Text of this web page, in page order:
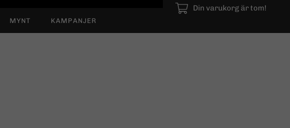
MYNT KAMPANJER
Din varukorg är tom!